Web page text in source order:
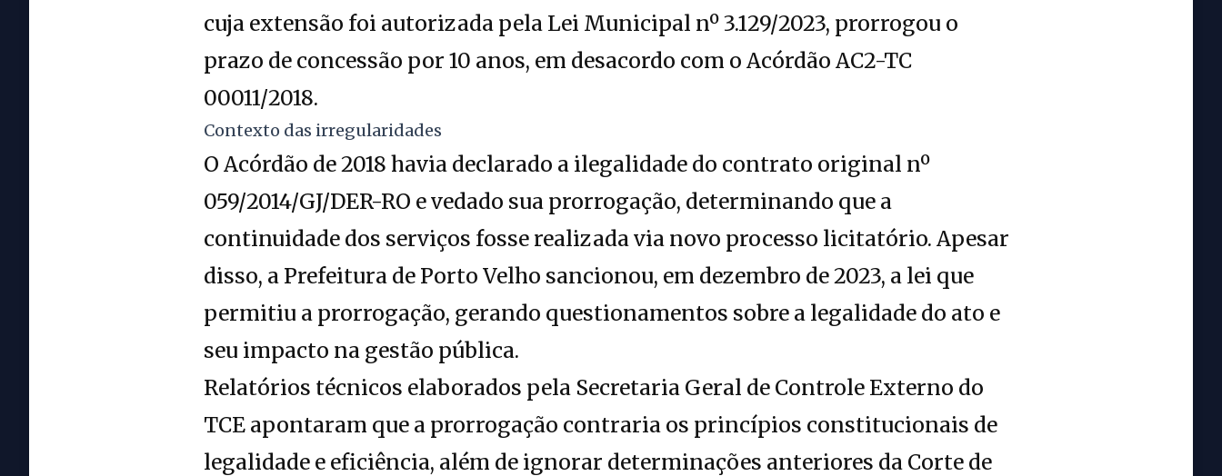
cuja extensão foi autorizada pela Lei Municipal nº 3.129/2023, prorrogou o
prazo de concessão por 10 anos, em desacordo com o Acórdão AC2-TC
00011/2018.
Contexto das irregularidades
O Acórdão de 2018 havia declarado a ilegalidade do contrato original nº
059/2014/GJ/DER-RO e vedado sua prorrogação, determinando que a
continuidade dos serviços fosse realizada via novo processo licitatório. Apesar
disso, a Prefeitura de Porto Velho sancionou, em dezembro de 2023, a lei que
permitiu a prorrogação, gerando questionamentos sobre a legalidade do ato e
seu impacto na gestão pública.
Relatórios técnicos elaborados pela Secretaria Geral de Controle Externo do
TCE apontaram que a prorrogação contraria os princípios constitucionais de
legalidade e eficiência, além de ignorar determinações anteriores da Corte de